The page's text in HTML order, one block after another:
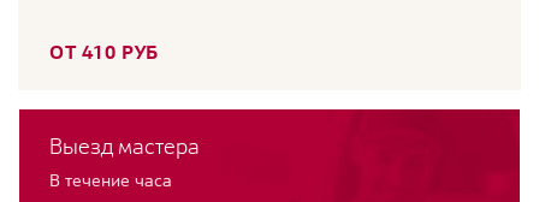
ОТ 410 РУБ
Выезд мастера
В течение часа